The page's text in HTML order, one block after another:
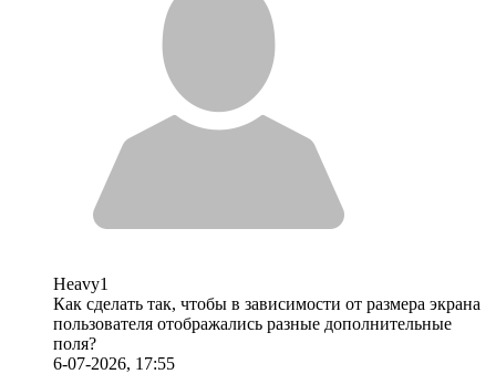
Heavy1
Как сделать так, чтобы в зависимости от размера экрана
пользователя отображались разные дополнительные
поля?
6-07-2026, 17:55